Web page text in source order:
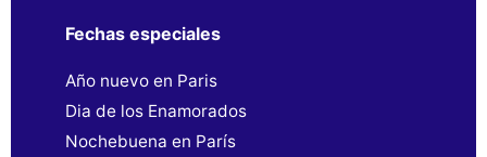
Fechas especiales
Año nuevo en Paris
Dia de los Enamorados
Nochebuena en París